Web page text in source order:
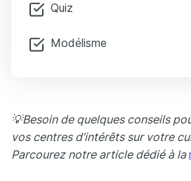
Quiz
Modélisme
💡Besoin de quelques conseils
vos centres d’intérêts sur votre
Parcourez notre article dédié à la